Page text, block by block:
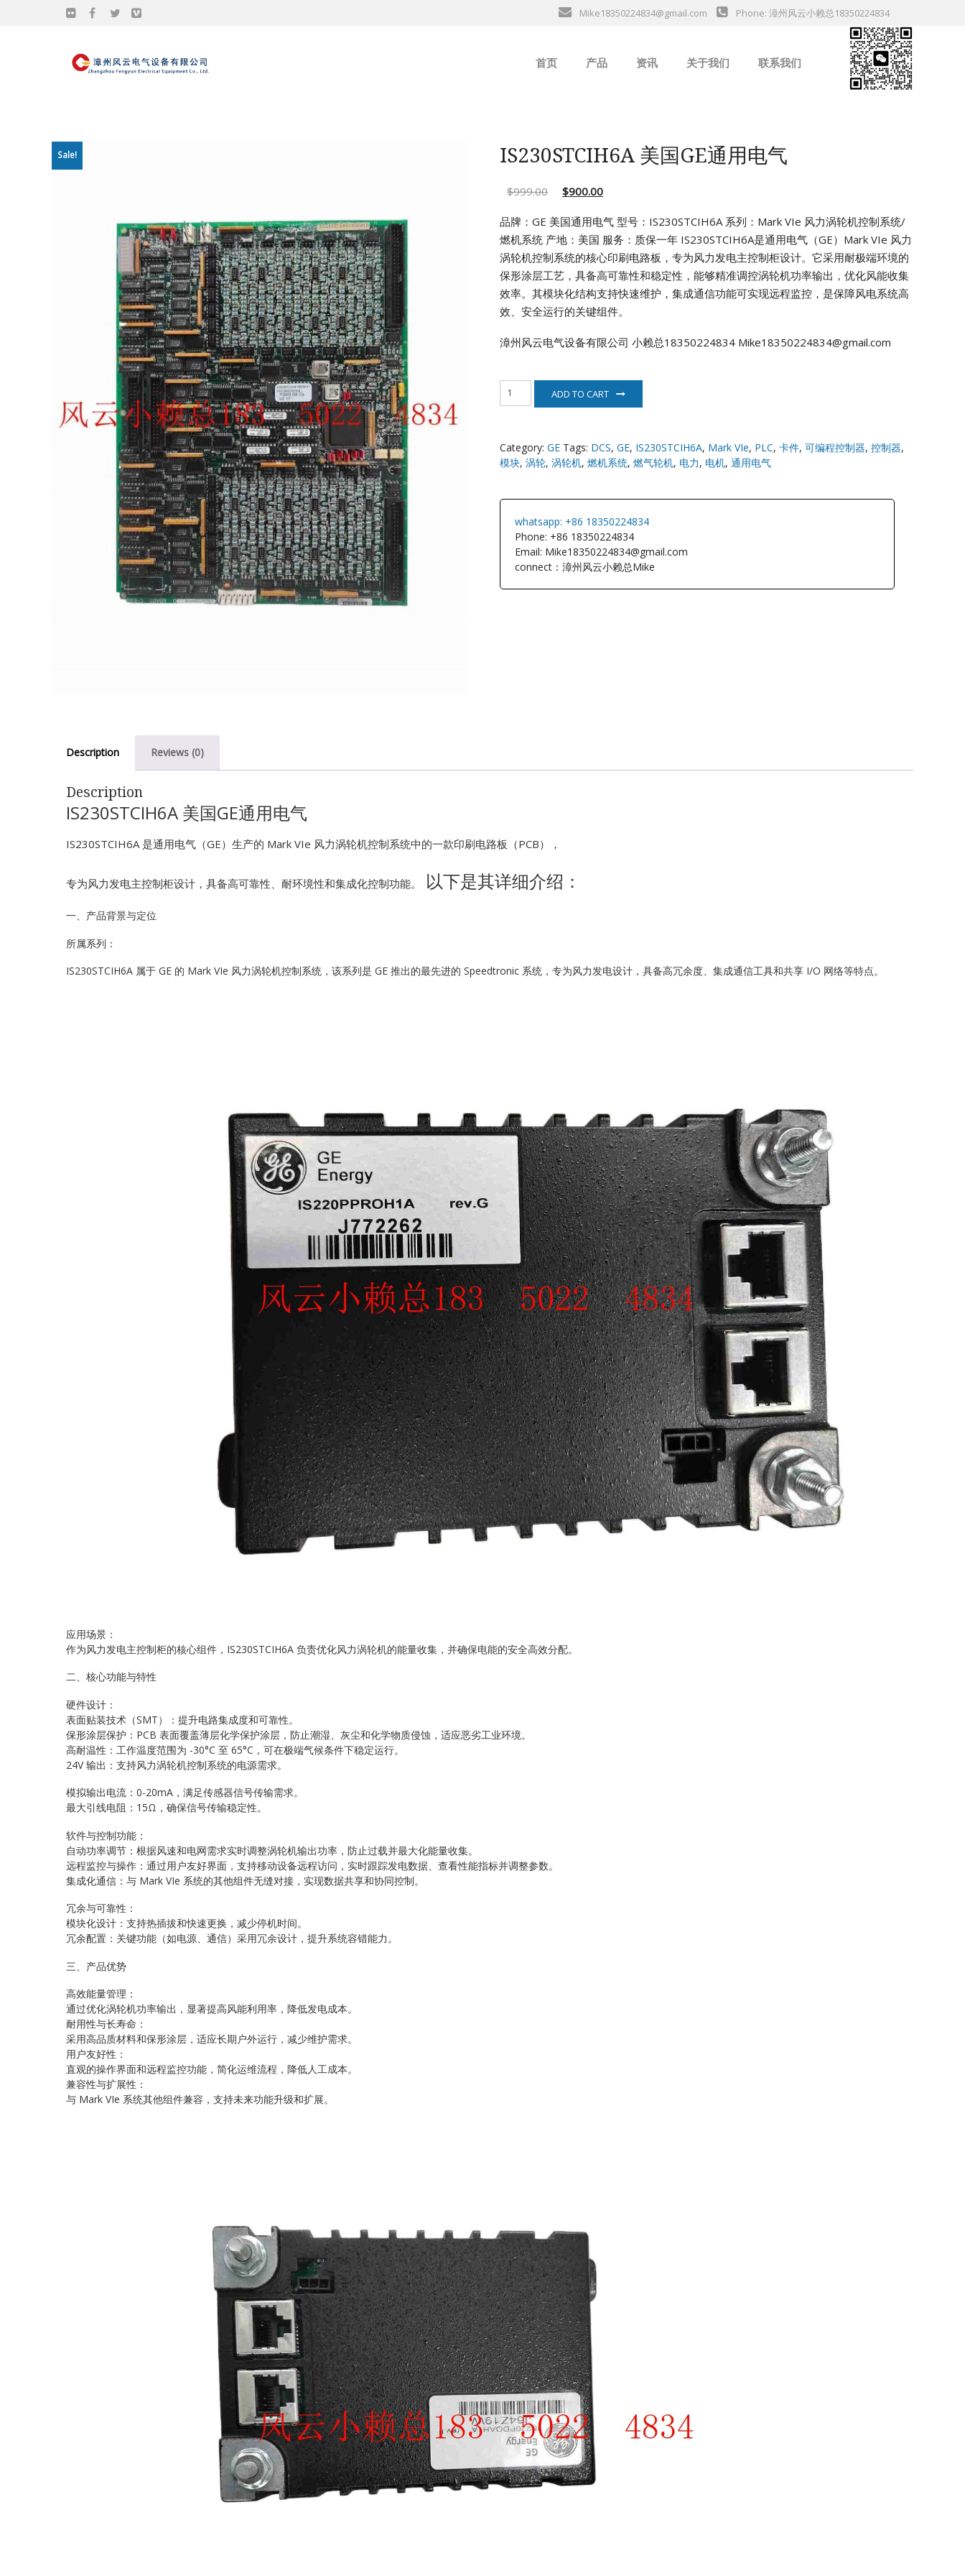
Mike18350224834@gmail.com Phone: 漳州风云小赖总18350224834
首页 产品
EMERSON
ALSTOM
AMAT
Bently Nevada
EATON
Enterasys
EPRO
FOXBORO
HIMA
WOODWARD
资讯 关于我们 联系我们
Sale! IS230STCIH6A 美国GE通用电气
$999.00 $900.00
品牌：GE 美国通用电气 型号：IS230STCIH6A系列：Mark VIe 风力涡轮机控制系统/
燃机系统 产地：美国 服务：质保一年 IS230STCIH6A是通用电气（GE）Mark VIe 风力
涡轮机控制系统的核心印刷电路板，专为风力发电主控制柜设计。它采用耐极端环境的
保形涂层工艺，具备高可靠性和稳定性，能够精准调控涡轮机功率输出，优化风能收集
效率。其模块化结构支持快速维护，集成通信功能可实现远程监控，是保障风电系统高
效、安全运行的关键组件。
漳州风云电气设备有限公司 小赖总18350224834 Mike18350224834@gmail.com
用
电
ADD TO CART
Category: GE Tags: DCS, GE, IS230STCIH6A, Mark VIe, PLC, 卡件, 可编程控制器, 控制器,
模块, 涡轮, 涡轮机, 燃机系统, 燃气轮机, 电力, 电机, 通用电气
whatsapp: +86 18350224834
Phone: +86 18350224834
Email: Mike18350224834@gmail.com
connect：漳州风云小赖总Mike
Description Reviews (0)
Description
IS230STCIH6A 美国GE通用电气
IS230STCIH6A 是通用电气（GE）生产的 Mark VIe 风力涡轮机控制系统中的一款印刷电路板（PCB），
专为风力发电主控制柜设计，具备高可靠性、耐环境性和集成化控制功能。 以下是其详细介绍：
一、产品背景与定位
所属系列：
IS230STCIH6A 属于 GE 的 Mark VIe 风力涡轮机控制系统，该系列是 GE 推出的最先进的 Speedtronic 系统，专为风力发电设计，具备高冗余度、集成通信工具和共享 I/O 网络等特点。
应用场景：
作为风力发电主控制柜的核心组件，IS230STCIH6A 负责优化风力涡轮机的能量收集，并确保电能的安全高效分配。
二、核心功能与特性
硬件设计：
表面贴装技术（SMT）：提升电路集成度和可靠性。
保形涂层保护：PCB 表面覆盖薄层化学保护涂层，防止潮湿、灰尘和化学物质侵蚀，适应恶劣工业环境。
高耐温性：工作温度范围为 -30°C 至 65°C，可在极端气候条件下稳定运行。
24V 输出：支持风力涡轮机控制系统的电源需求。
模拟输出电流：0-20mA，满足传感器信号传输需求。
最大引线电阻：15Ω，确保信号传输稳定性。
软件与控制功能：
自动功率调节：根据风速和电网需求实时调整涡轮机输出功率，防止过载并最大化能量收集。
远程监控与操作：通过用户友好界面，支持移动设备远程访问，实时跟踪发电数据、查看性能指标并调整参数。
集成化通信：与 Mark VIe 系统的其他组件无缝对接，实现数据共享和协同控制。
冗余与可靠性：
模块化设计：支持热插拔和快速更换，减少停机时间。
冗余配置：关键功能（如电源、通信）采用冗余设计，提升系统容错能力。
三、产品优势
高效能量管理：
通过优化涡轮机功率输出，显著提高风能利用率，降低发电成本。
耐用性与长寿命：
采用高品质材料和保形涂层，适应长期户外运行，减少维护需求。
用户友好性：
直观的操作界面和远程监控功能，简化运维流程，降低人工成本。
兼容性与扩展性：
与 Mark VIe 系统其他组件兼容，支持未来功能升级和扩展。